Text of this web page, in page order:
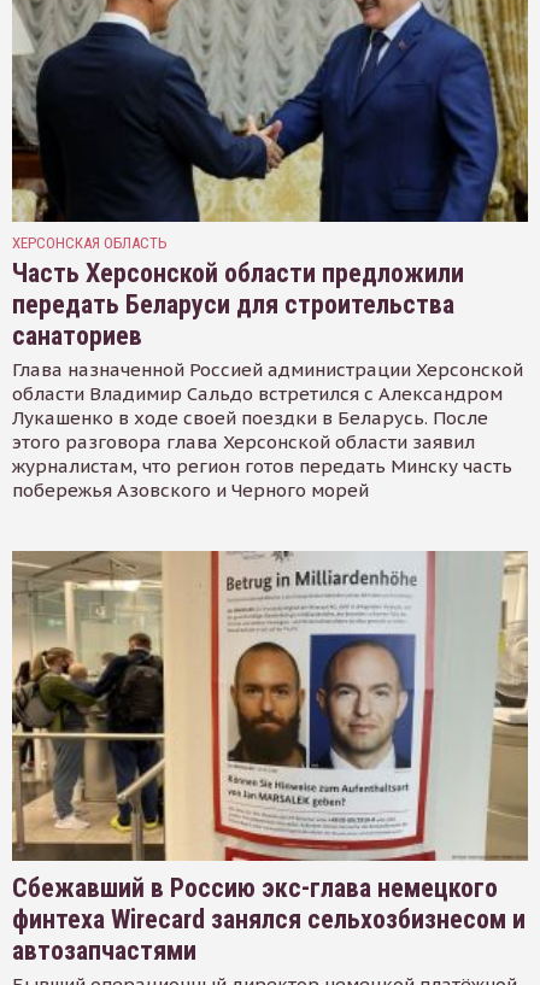
ХЕРСОНСКАЯ ОБЛАСТЬ
Часть Херсонской области предложили
передать Беларуси для строительства
санаториев
Глава назначенной Россией администрации Херсонской
области Владимир Сальдо встретился с Александром
Лукашенко в ходе своей поездки в Беларусь. После
этого разговора глава Херсонской области заявил
журналистам, что регион готов передать Минску часть
побережья Азовского и Черного морей
Сбежавший в Россию экс-глава немецкого
финтеха Wirecard занялся сельхозбизнесом и
автозапчастями